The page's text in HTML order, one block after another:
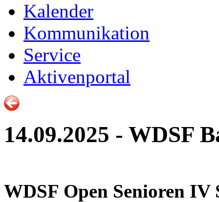
Kalender
Kommunikation
Service
Aktivenportal
14.09.2025 - WDSF
WDSF Open Senioren